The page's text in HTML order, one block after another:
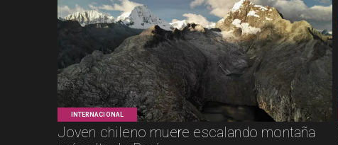
INTERNACIONAL
Joven chileno muere escalando montaña